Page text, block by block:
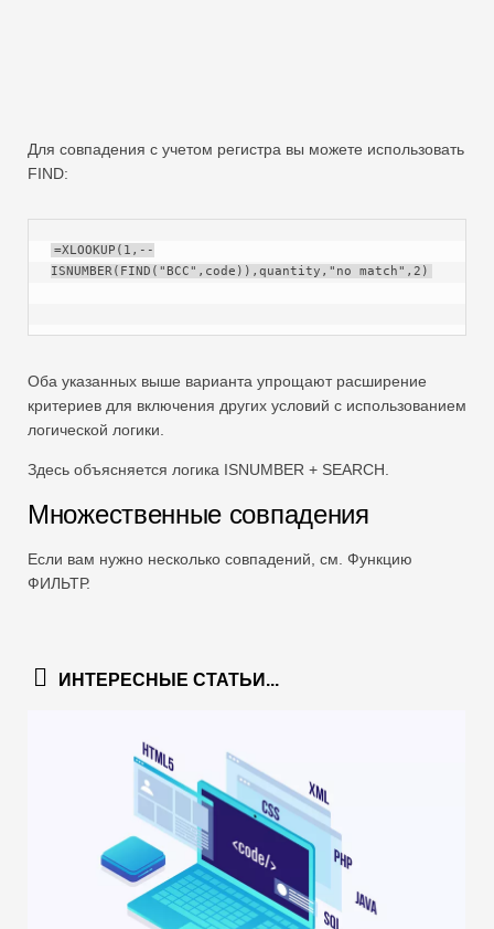
Для совпадения с учетом регистра вы можете использовать
FIND:
=XLOOKUP(1,--
ISNUMBER(FIND("BCC",code)),quantity,"no match",2)
Оба указанных выше варианта упрощают расширение
критериев для включения других условий с использованием
логической логики.
Здесь объясняется логика ISNUMBER + SEARCH.
Множественные совпадения
Если вам нужно несколько совпадений, см. Функцию
ФИЛЬТР.
ИНТЕРЕСНЫЕ СТАТЬИ...